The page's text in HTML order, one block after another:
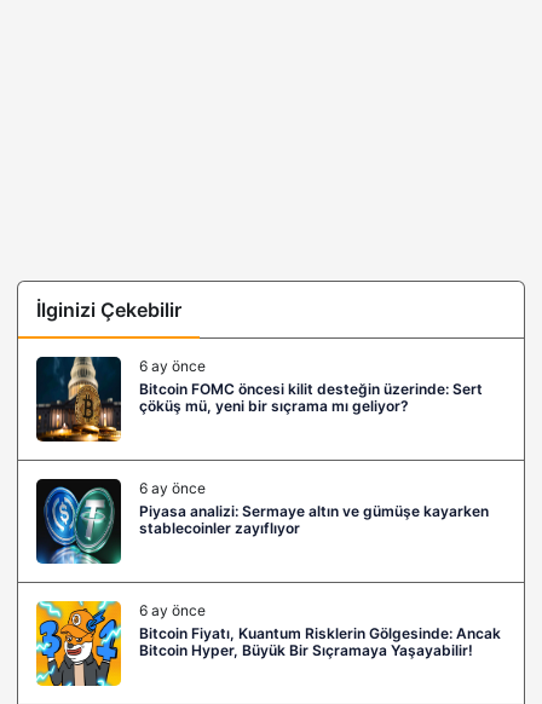
İlginizi Çekebilir
6 ay önce
Bitcoin FOMC öncesi kilit desteğin üzerinde: Sert
çöküş mü, yeni bir sıçrama mı geliyor?
6 ay önce
Piyasa analizi: Sermaye altın ve gümüşe kayarken
stablecoinler zayıflıyor
6 ay önce
Bitcoin Fiyatı, Kuantum Risklerin Gölgesinde: Ancak
Bitcoin Hyper, Büyük Bir Sıçramaya Yaşayabilir!